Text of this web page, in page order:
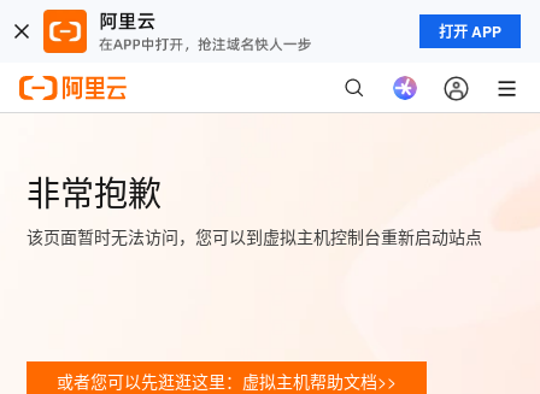
打开 APP
非常抱歉
该页面暂时无法访问，您可以到虚拟主机控制台重新启动站点
或者您可以先逛逛这里：虚拟主机帮助文档>>